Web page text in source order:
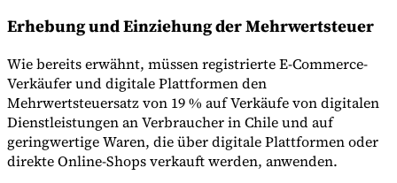
Erhebung und Einziehung der Mehrwertsteuer
Wie bereits erwähnt, müssen registrierte E-Commerce-
Verkäufer und digitale Plattformen den
Mehrwertsteuersatz von 19 % auf Verkäufe von digitalen
Dienstleistungen an Verbraucher in Chile und auf
geringwertige Waren, die über digitale Plattformen oder
direkte Online-Shops verkauft werden, anwenden.